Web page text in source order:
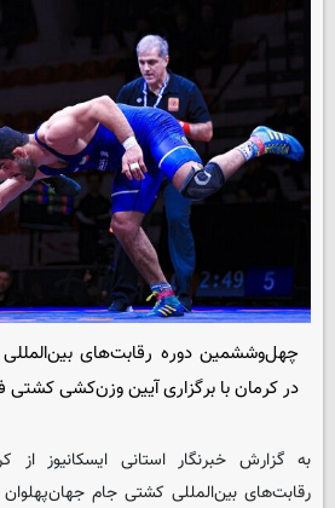
چهل‌وششمین دوره رقابت‌های
در کرمان با برگزاری آیین وزن‌کشی کشتی
به گزارش خبرنگار استانی ایسکانیوز
رقابت‌های بین‌المللی کشتی جام